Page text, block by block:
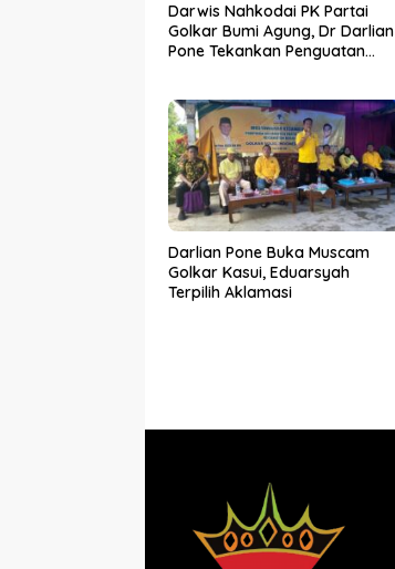
Darwis Nahkodai PK Partai
Golkar Bumi Agung, Dr Darlian
Pone Tekankan Penguatan
Darlian Pone Buka Muscam
Golkar Kasui, Eduarsyah
Terpilih Aklamasi